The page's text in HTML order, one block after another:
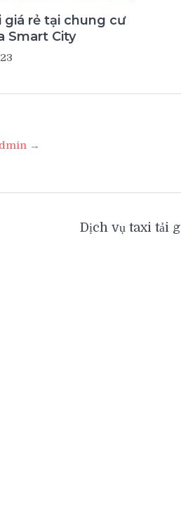
giá rẻ tại chung cư
Smart City
→
Dịch vụ taxi tải